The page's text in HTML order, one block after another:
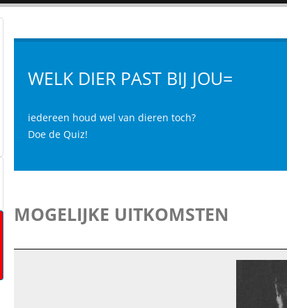
WELK DIER PAST BIJ JOU=
iedereen houd wel van dieren toch?
Doe de Quiz!
MOGELIJKE UITKOMSTEN